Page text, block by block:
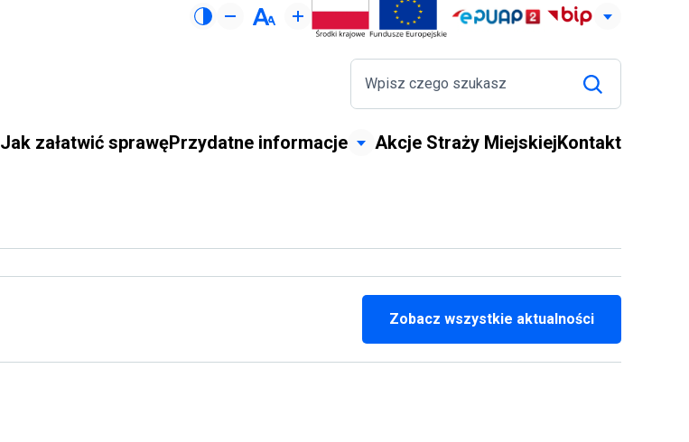
Jak załatwić sprawęPrzydatne informacje Akcje Straży MiejskiejKontakt
Zobacz wszystkie aktualności